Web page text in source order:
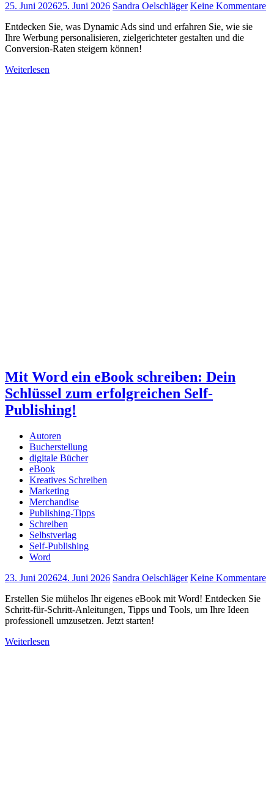
25. Juni 202625. Juni 2026 Sandra Oelschläger Keine Kommentare
Entdecken Sie, was Dynamic Ads sind und erfahren Sie, wie sie
Ihre Werbung personalisieren, zielgerichteter gestalten und die
Conversion-Raten steigern können!
Weiterlesen
Mit Word ein eBook schreiben: Dein
Schlüssel zum erfolgreichen Self-
Publishing!
Autoren
Bucherstellung
digitale Bücher
eBook
Kreatives Schreiben
Marketing
Merchandise
Publishing-Tipps
Schreiben
Selbstverlag
Self-Publishing
Word
23. Juni 202624. Juni 2026 Sandra Oelschläger Keine Kommentare
Erstellen Sie mühelos Ihr eigenes eBook mit Word! Entdecken Sie
Schritt-für-Schritt-Anleitungen, Tipps und Tools, um Ihre Ideen
professionell umzusetzen. Jetzt starten!
Weiterlesen